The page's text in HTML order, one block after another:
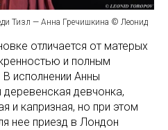
Тизл — Анна Гречишкина © Леонид
отличается от матерых
и полным
В исполнении Анны
деревенская девчонка,
и капризная, но при этом
нее приезд в Лондон